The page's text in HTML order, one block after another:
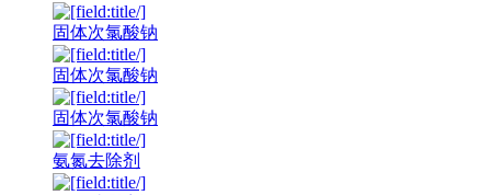
固体次氯酸钠
固体次氯酸钠
固体次氯酸钠
氨氮去除剂